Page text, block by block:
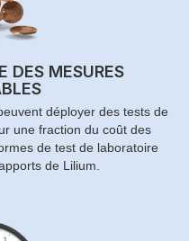
DES MESURES
déployer des tests de
une fraction du coût des
de test de laboratoire
de Lilium.